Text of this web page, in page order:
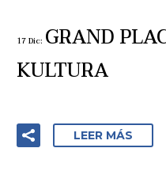
17 Dic: GRAND
KULTURA
LEER MÁS